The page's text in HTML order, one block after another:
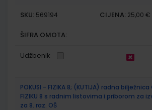
SKU: 569194 CIJENA: 25,00 €
ŠIFRA OMOTA:
Udžbenik
POKUSI - FIZIKA 8; (KUTIJA) radna bilježnica
FIZIKU 8 s radnim listovima i priborom za
za 8. raz. OŠ